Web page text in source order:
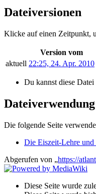
Dateiversionen
Klicke auf einen Zeitpunkt,
Version vom
aktuell 22:25, 24. Apr. 2010
Du kannst diese
Dateiverwendung
Die folgende Seite
Die Eiszeit-Lehre und
Abgerufen von „https://
Diese Seite wurde